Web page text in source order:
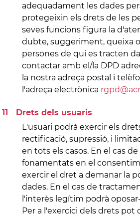
adequadament les dades
protegeixin els drets de les
seves funcions figura la
dubte, suggeriment, queixa
persones de qui es tracten
contactar amb el/la DPD
la nostra adreça postal i
l'adreça electrònica
Drets dels usuaris
L'usuari podrà exercir els
rectificació, supressió, i
en tots els casos. En el cas
fonamentats en el
exercir el dret a demanar la
dades. En el cas de
l'interès legítim podrà
Per a l'exercici dels drets pot